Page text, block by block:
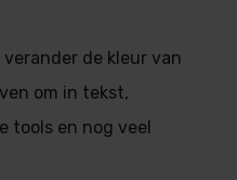
de kleur van
om in tekst,
tools en nog veel